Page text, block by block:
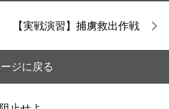
【実戦演習】捕虜救出作戦
ジに戻る